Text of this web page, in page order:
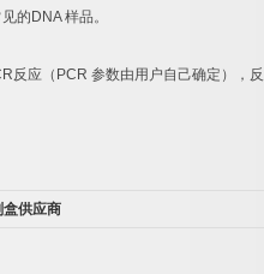
的 DNA样品。
反应（ PCR 参数由用户自己确定），
盒供应商